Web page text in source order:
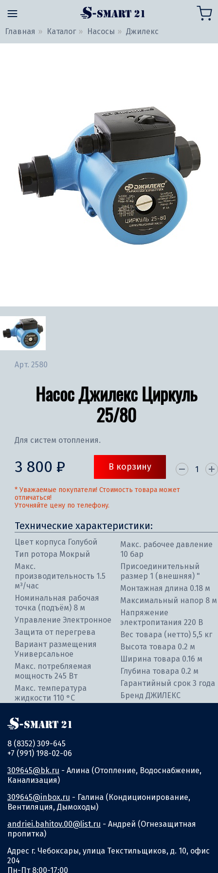
Главная Каталог Насосы Джилекс
Арт. 2580
Насос Джилекс Циркуль
25/80
Для систем отопления.
3 800 ₽ В корзину
* Уважаемые покупатели! Стоимость товара может
отличаться!
Уточняйте цену по телефону.
Технические характеристики:
Цвет корпуса Голубой
Тип ротора Мокрый
Макс.
производительность 1.5
м³/час
Номинальная рабочая
точка (подъём) 8 м
Управление Электронное
Защита от перегрева
Вариант размещения
Универсальное
Макс. потребляемая
мощность 245 Вт
Макс. температура
жидкости 110 °С
Макс. рабочее давление
10 бар
Присоединительный
размер 1 (внешняя) "
Монтажная длина 0.18 м
Максимальный напор 8 м
Напряжение
электропитания 220 В
Вес товара (нетто) 5,5 кг
Высота товара 0.2 м
Ширина товара 0.16 м
Глубина товара 0.2 м
Гарантийный срок 3 года
Бренд ДЖИЛЕКС
8 (8352) 309-645
+7 (991) 198-02-06
309645@bk.ru - Алина (Отопление, Водоснабжение,
Канализация)
309645@inbox.ru - Галина (Кондиционирование,
Вентиляция, Дымоходы)
andriei.bahitov.00@list.ru - Андрей (Огнезащитная
пропитка)
Адрес г. Чебоксары, улица Текстильщиков, д. 10, офис
204
Пн-Пт 8:00-17:00